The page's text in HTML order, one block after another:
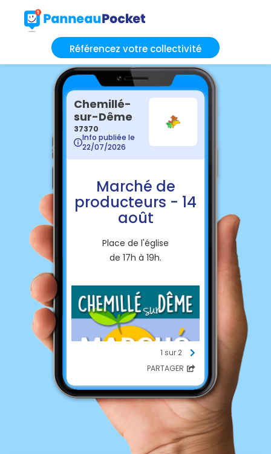
Référencez votre collectivité
Chemillé-
sur-Dême
37370
Info publiée le
22/07/2026
Marché de
producteurs - 14
août
Place de l'église
de 17h à 19h.
1 sur 2
PARTAGER